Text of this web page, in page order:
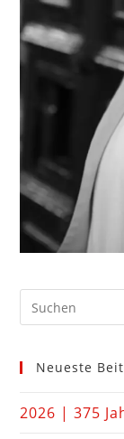
Neueste
2026 | 375